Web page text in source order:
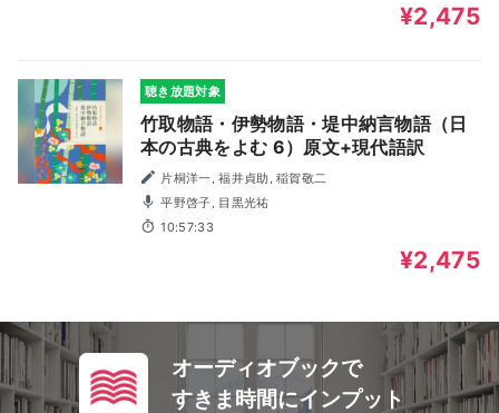
¥2,475
聴き放題対象
竹取物語・伊勢物語・堤中納言物語（日
本の古典をよむ 6）原文+現代語訳
片桐洋一, 福井貞助, 稲賀敬二
平野啓子, 目黒光祐
10:57:33
¥2,475
オーディオブックで
すきま時間にインプット